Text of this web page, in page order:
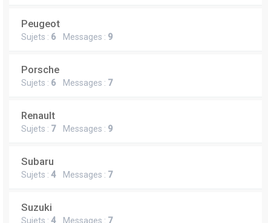
Peugeot
Sujets : 6 Messages : 9
Porsche
Sujets : 6 Messages : 7
Renault
Sujets : 7Messages : 9
Subaru
Sujets : 4Messages : 7
Suzuki
Sujets : 4Messages : 7